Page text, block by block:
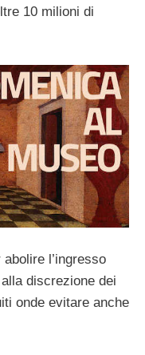
10 milioni di
l’ingresso
discrezione dei
onde evitare anche